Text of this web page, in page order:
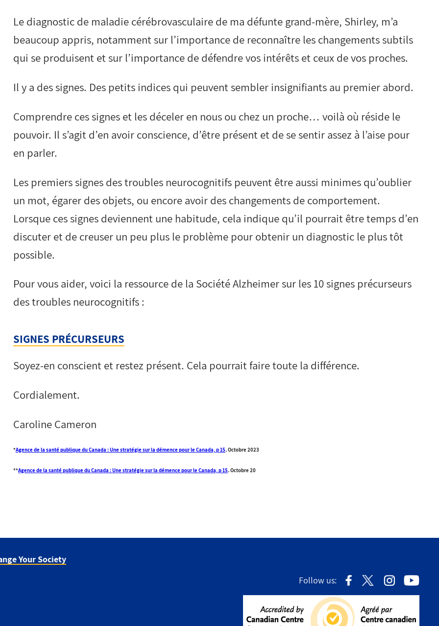
Le diagnostic de maladie cérébrovasculaire de ma défunte grand-mère, Shirley, m’a
beaucoup appris, notamment sur l’importance de reconnaître les changements subtils
qui se produisent et sur l’importance de défendre vos intérêts et ceux de vos proches.
Il y a des signes. Des petits indices qui peuvent sembler insignifiants au premier abord.
Comprendre ces signes et les déceler en nous ou chez un proche… voilà où réside le
pouvoir. Il s’agit d’en avoir conscience, d’être présent et de se sentir assez à l’aise pour
en parler.
Les premiers signes des troubles neurocognitifs peuvent être aussi minimes qu’oublier
un mot, égarer des objets, ou encore avoir des changements de comportement.
Lorsque ces signes deviennent une habitude, cela indique qu’il pourrait être temps d’en
discuter et de creuser un peu plus le problème pour obtenir un diagnostic le plus tôt
possible.
Pour vous aider, voici la ressource de la Société Alzheimer sur les 10 signes précurseurs
des troubles neurocognitifs :
SIGNES PRÉCURSEURS
Soyez-en conscient et restez présent. Cela pourrait faire toute la différence.
Cordialement.
Caroline Cameron
*Agence de la santé publique du Canada : Une stratégie sur la démence pour le Canada, p 15. Octobre 2023
**Agence de la santé publique du Canada : Une stratégie sur la démence pour le Canada, p 15. Octobre 20
Your Society
Follow us: